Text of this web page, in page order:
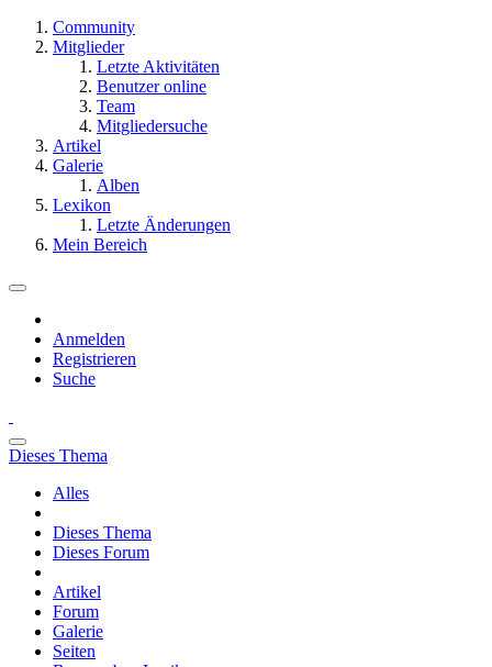
Community
Mitglieder
Letzte Aktivitäten
Benutzer online
Team
Mitgliedersuche
Artikel
Galerie
Alben
Lexikon
Letzte Änderungen
Mein Bereich
Anmelden
Registrieren
Suche
Dieses Thema
Alles
Dieses Thema
Dieses Forum
Artikel
Forum
Galerie
Seiten